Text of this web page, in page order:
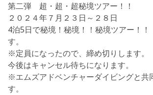
第二弾 超・超・超秘境ツアー！！
２０２４年７月２３日～２８日
4泊5日で秘境！秘境！！秘境ツアー！！
す。
※定員になったので、締め切りします。
今後はキャンセル待ちになります。
※エムズアドベンチャーダイビングと共
す。